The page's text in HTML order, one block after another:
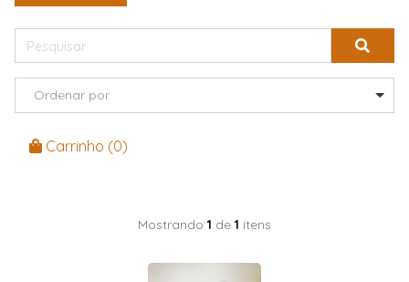
Ordenar por
Carrinho (0)
Mostrando 1 de 1 itens